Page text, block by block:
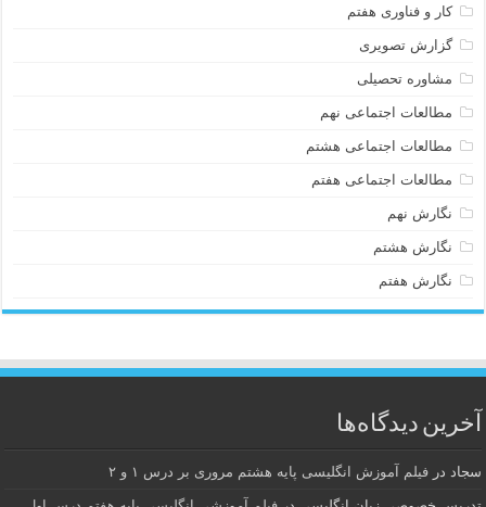
کار و فناوری هفتم
گزارش تصویری
مشاوره تحصیلی
مطالعات اجتماعی نهم
مطالعات اجتماعی هشتم
مطالعات اجتماعی هفتم
نگارش نهم
نگارش هشتم
نگارش هفتم
آخرین دیدگاه‌ها
سجاد درفیلم آموزش انگلیسی پایه هشتم مروری بر درس ۱ و ۲